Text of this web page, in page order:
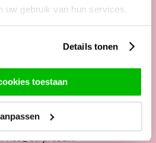
uw gebruik van hun services.
Details tonen
toestaan
- 12:00 uur
- 17:00 uur
85 822 5435